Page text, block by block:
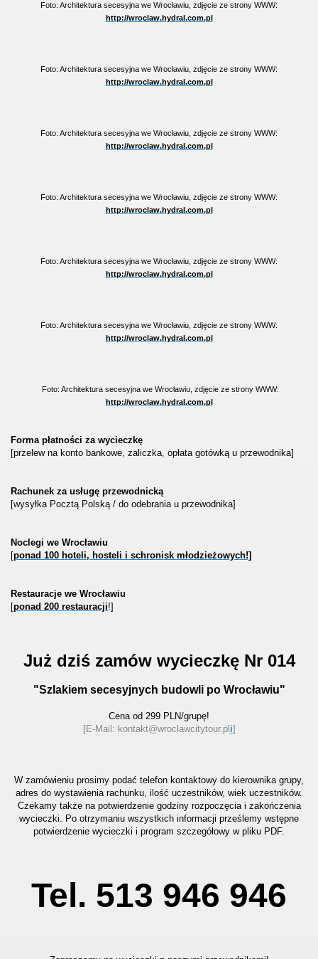
Foto: Architektura secesyjna we Wrocławiu, zdjęcie ze strony WWW:
http://wroclaw.hydral.com.pl
Foto: Architektura secesyjna we Wrocławiu, zdjęcie ze strony WWW:
http://wroclaw.hydral.com.pl
Foto: Architektura secesyjna we Wrocławiu, zdjęcie ze strony WWW:
http://wroclaw.hydral.com.pl
Foto: Architektura secesyjna we Wrocławiu, zdjęcie ze strony WWW:
http://wroclaw.hydral.com.pl
Foto: Architektura secesyjna we Wrocławiu, zdjęcie ze strony WWW:
http://wroclaw.hydral.com.pl
Foto: Architektura secesyjna we Wrocławiu, zdjęcie ze strony WWW:
http://wroclaw.hydral.com.pl
Foto: Architektura secesyjna we Wrocławiu, zdjęcie ze strony WWW:
http://wroclaw.hydral.com.pl
Forma płatności za wycieczkę
[przelew na konto bankowe, zaliczka, opłata gotówką u przewodnika]
Rachunek za usługę przewodnicką
[wysyłka Pocztą Polską / do odebrania u przewodnika]
Noclegi we Wrocławiu
[ponad 100 hoteli, hosteli i schronisk młodzieżowych!]
Restauracje we Wrocławiu
[ponad 200 restauracji!]
Już dziś zamów wycieczkę Nr 014
"Szlakiem secesyjnych budowli po Wrocławiu"
Cena od 299 PLN/grupę!
[E-Mail: kontakt@wroclawcitytour.pl i]
W zamówieniu prosimy podać telefon kontaktowy do kierownika grupy,
adres do wystawienia rachunku, ilość uczestników, wiek uczestników.
Czekamy także na potwierdzenie godziny rozpoczęcia i zakończenia
wycieczki. Po otrzymaniu wszystkich informacji prześlemy wstępne
potwierdzenie wycieczki i program szczegółowy w pliku PDF.
Tel. 513 946 946